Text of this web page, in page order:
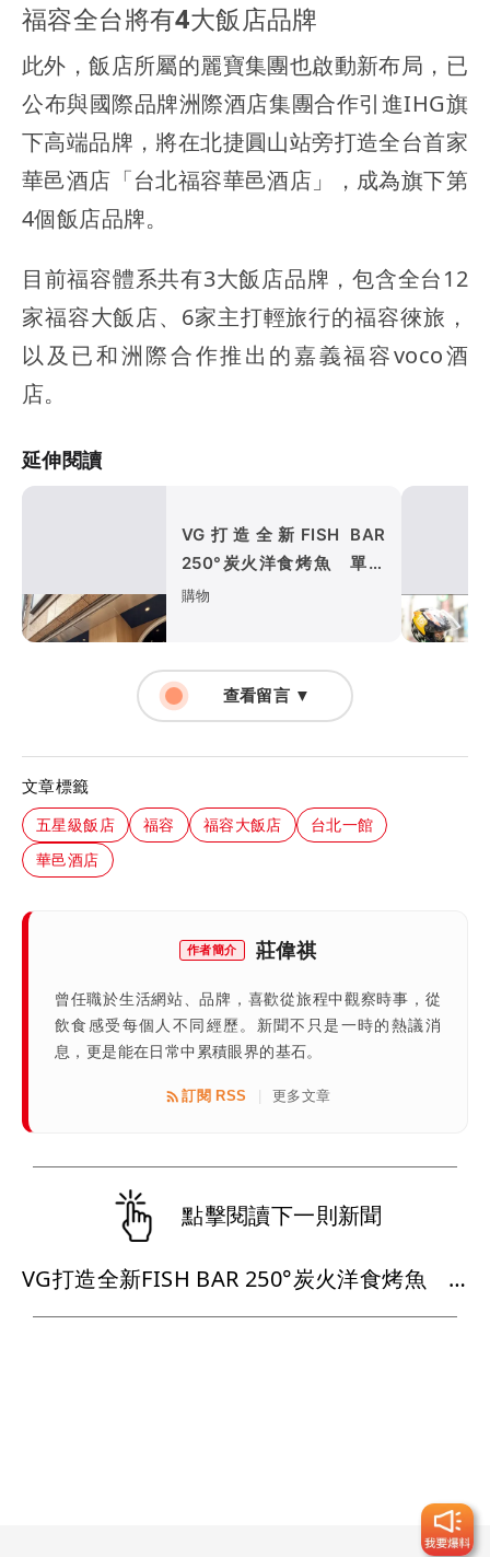
福容全台將有4大飯店品牌
此外，飯店所屬的麗寶集團也啟動新布局，已
公布與國際品牌洲際酒店集團合作引進IHG旗
下高端品牌，將在北捷圓山站旁打造全台首家
華邑酒店「台北福容華邑酒店」，成為旗下第
4個飯店品牌。
目前福容體系共有3大飯店品牌，包含全台12
家福容大飯店、6家主打輕旅行的福容徠旅，
以及已和洲際合作推出的嘉義福容voco酒
店。
延伸閱讀
VG打造全新FISH BAR
250°炭火洋食烤魚 單人
套餐重新定義烤魚料理
購物
查看留言 ▼
文章標籤
五星級飯店 福容 福容大飯店
台北一館
華邑酒店
作者簡介 莊偉祺
曾任職於生活網站、品牌，喜歡從旅程中觀察時事，從
飲食感受每個人不同經歷。新聞不只是一時的熱議消
息，更是能在日常中累積眼界的基石。
訂閱 RSS 更多文章
點擊閱讀下一則新聞
VG打造全新FISH BAR 250°炭火洋食烤魚 單人套餐重新定義烤魚料理